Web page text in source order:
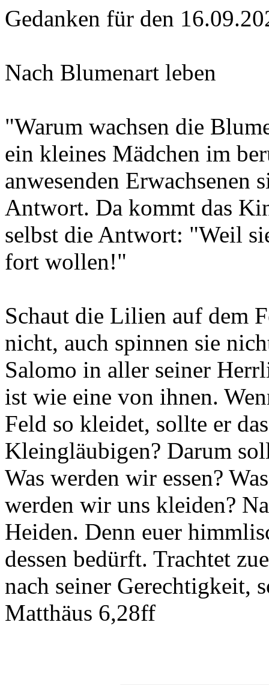
Gedanken für den
Nach Blumenart leben
"Warum wachsen die
ein kleines Mädchen im
anwesenden Erwachsenen
Antwort. Da kommt das
selbst die Antwort: "Weil
fort wollen!"
Schaut die Lilien auf dem
nicht, auch spinnen sie
Salomo in aller seiner
ist wie eine von ihnen.
Feld so kleidet, sollte er
Kleingläubigen? Darum
Was werden wir essen?
werden wir uns kleiden?
Heiden. Denn euer
dessen bedürft. Trachtet
nach seiner Gerechtigkeit,
Matthäus 6,28ff